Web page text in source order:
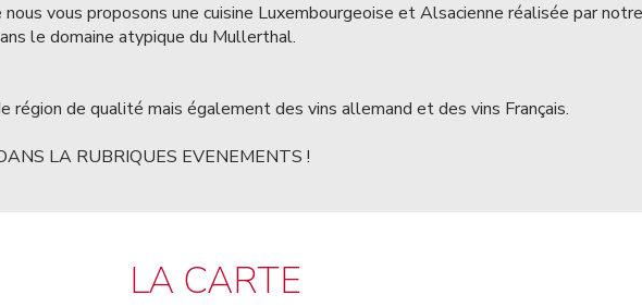
vous proposons une cuisine Luxembourgeoise et Alsacienne réalisée par
le domaine atypique du Mullerthal.
de qualité mais également des vins allemand et des vins Français.
LA RUBRIQUES EVENEMENTS !
LA CARTE